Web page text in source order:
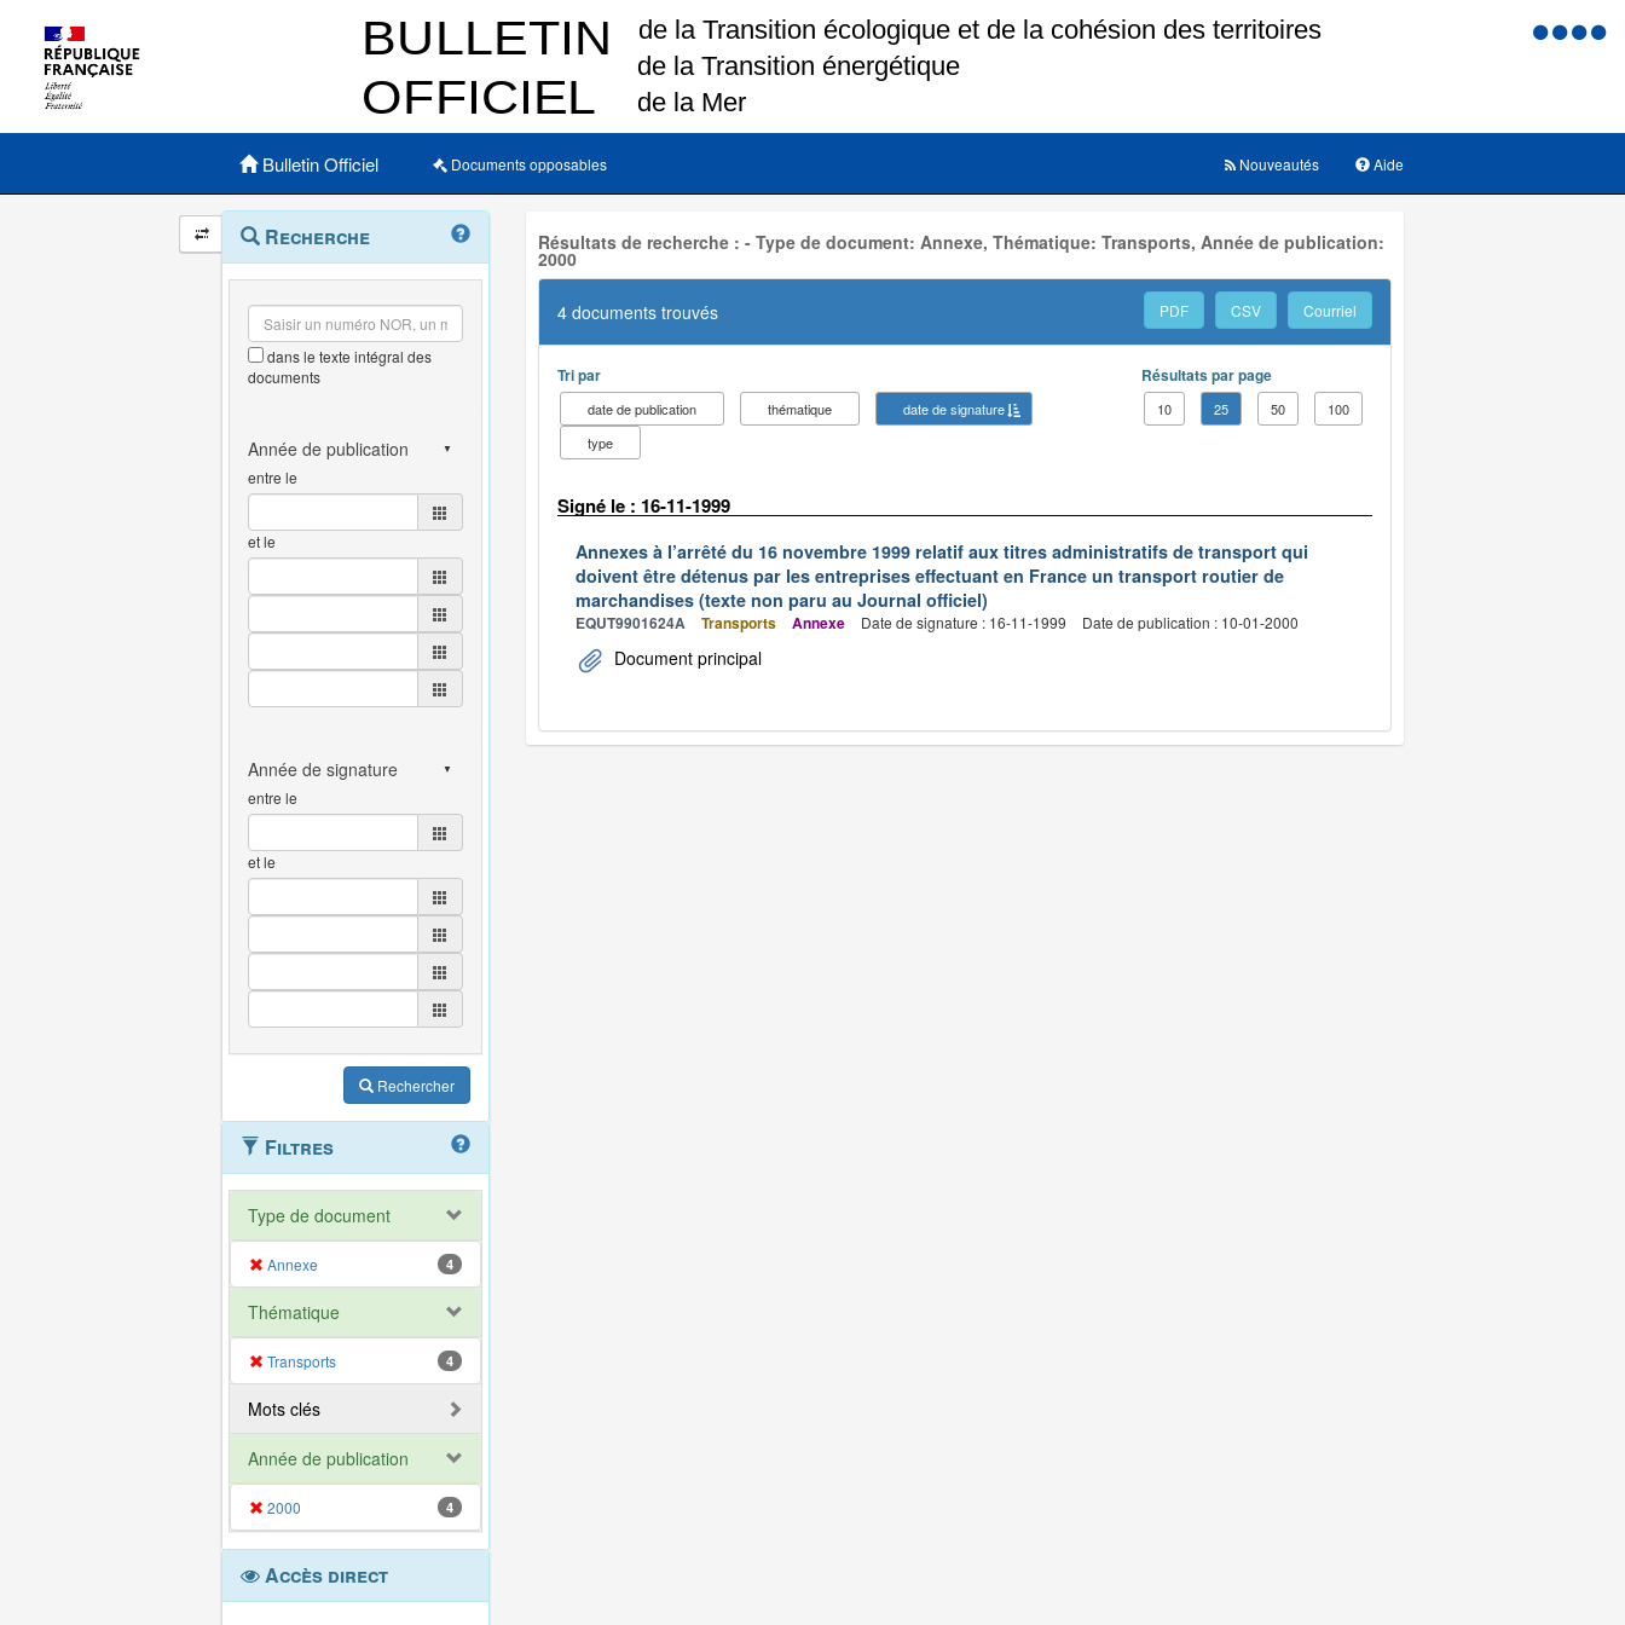
Menu
Menu principal
Bulletin Officiel Documents opposables Aide
Nouveautés
Navigation
et
outils
annexes
Menu
contextuel
Recherche
dans le texte intégral des
documents
entre le
et le
entre le
et le
Rechercher
Filtres
Type de document
Annexe 4
Thématique
Transports 4
Mots clés
Année de publication
2000 4
Accès direct
Résultats de recherche : - Type de document: Annexe, Thématique: Transports, Année de publication:
2000
4 documents trouvés PDF CSV Courriel
Tri par
date de publication thématique
date de signature
type
Résultats par page
10 25 50 100
Signé le : 16-11-1999
Annexes à l’arrêté du 16 novembre 1999 relatif aux titres administratifs de transport qui
doivent être détenus par les entreprises effectuant en France un transport routier de
marchandises (texte non paru au Journal officiel)
EQUT9901624A Transports Annexe Date de signature : 16-11-1999 Date de publication : 10-01-2000
Document principal